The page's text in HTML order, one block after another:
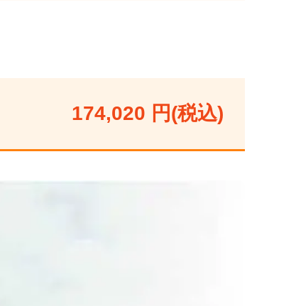
174,020 円(税込)